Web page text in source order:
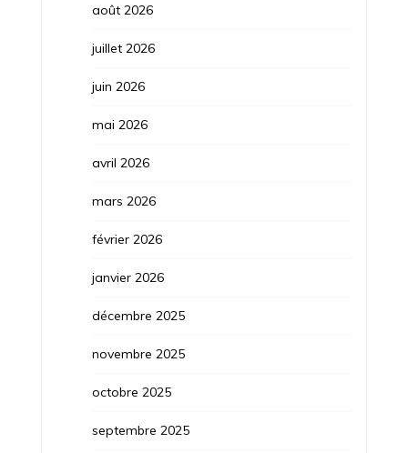
août 2026
juillet 2026
juin 2026
mai 2026
avril 2026
mars 2026
février 2026
janvier 2026
décembre 2025
novembre 2025
octobre 2025
septembre 2025